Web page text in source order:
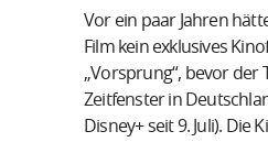
Vor ein paar Jahren
Film kein exklusives
„Vorsprung“, bevor der
Zeitfenster in
Disney+ seit 9. Juli).